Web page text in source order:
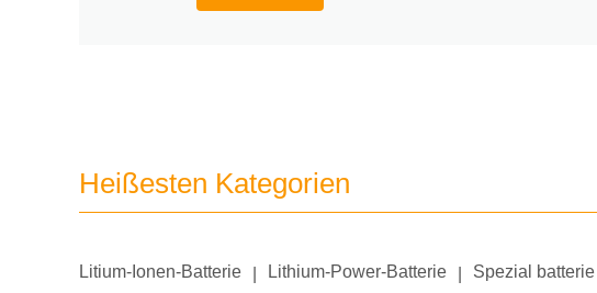
Heißesten Kategorien
Litium-Ionen-Batterie Lithium-Power-Batterie Spezial batterie